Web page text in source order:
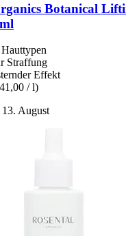
Botanical
Straffung
Effekt
/ l)
August